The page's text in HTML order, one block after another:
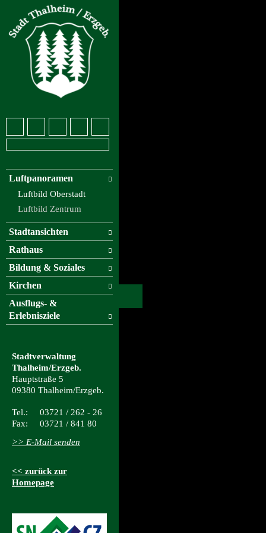
Luftpanoramen
Luftbild Oberstadt
Luftbild Zentrum
Stadtansichten
Rathaus
Bildung & Soziales
Kirchen
Ausflugs- &
Erlebnisziele
Stadtverwaltung
Thalheim/Erzgeb.
Hauptstraße 5
09380 Thalheim/Erzgeb.
Tel.: 03721 / 262 - 26
Fax: 03721 / 841 80
>> E-Mail senden
<< zurück zur
Homepage